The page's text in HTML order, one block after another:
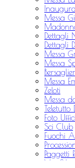
Messa
Dettagli
Dettagli
Messa
Messa
Messa
Zeloti
Messa
Teletutto
Foto
Sci Club
Fuochi
Paggetti
Via